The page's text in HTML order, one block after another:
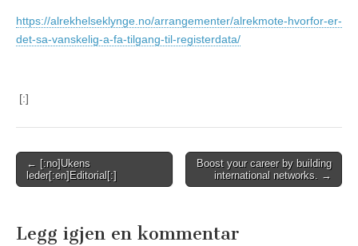
https://alrekhelseklynge.no/arrangementer/alrekmote-hvorfor-er-
det-sa-vanskelig-a-fa-tilgang-til-registerdata/
[:]
Post
navigation
← [:no]Ukens
leder[:en]Editorial[:]
Boost your career by building
international networks. →
Legg igjen en kommentar